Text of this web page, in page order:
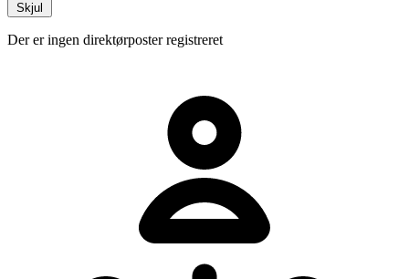
Skjul
Der er ingen direktørposter registreret